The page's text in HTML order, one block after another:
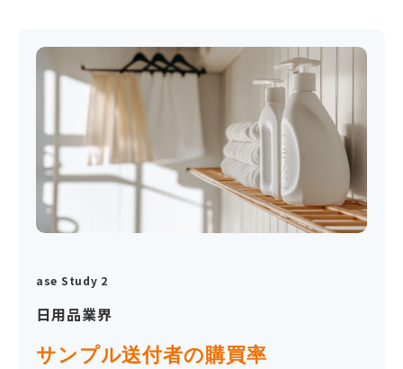
ase Study 2
日用品業界
サンプル送付者の購買率